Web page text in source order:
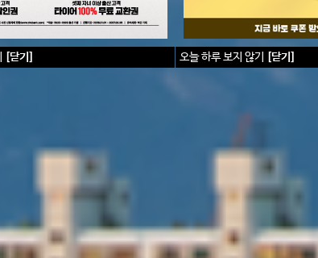
오늘하루보지 않기 [닫기]
[닫기]